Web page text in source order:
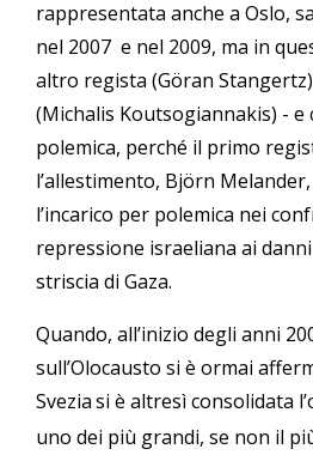
rappresentata anche a Oslo,
nel 2007 e nel 2009, ma in
altro regista (Göran
(Michalis Koutsogiannakis) - e
polemica, perché il primo
l’allestimento, Björn
l’incarico per polemica nei
repressione israeliana ai
striscia di Gaza.
Quando, all’inizio degli anni
sull’Olocausto si è ormai
Sveziasi è altresì consolidata
uno dei più grandi, se non il